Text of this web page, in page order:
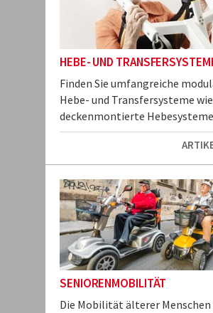
HEBE- UND
Finden Sie umfangreiche
Hebe- und Transfersysteme wie
deckenmontierte Hebesysteme
SENIORENMOBILITÄT
Die Mobilität älterer